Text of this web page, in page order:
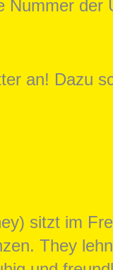
Nummer der
an! Dazu